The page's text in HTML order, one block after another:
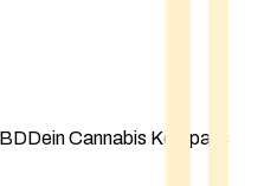
Dein Cannabis Kompass